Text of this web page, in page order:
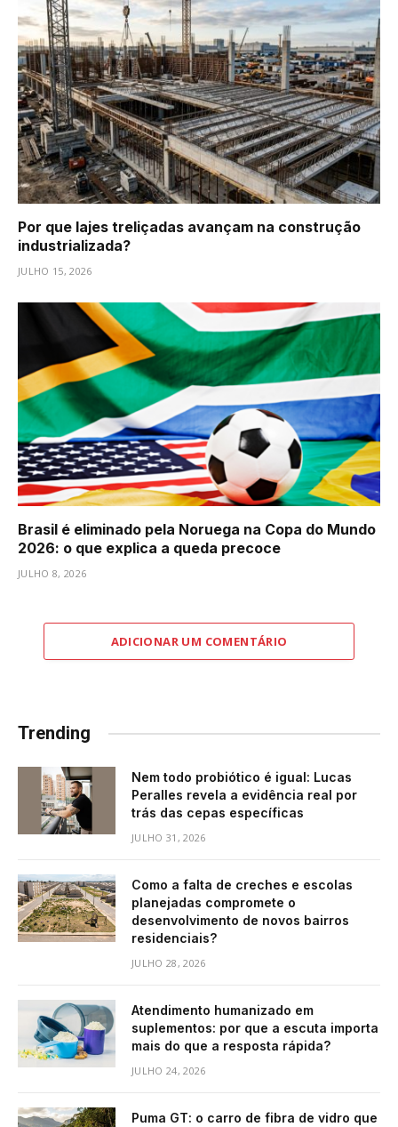
Por que lajes treliçadas avançam na construção
industrializada?
JULHO 15, 2026
Brasil é eliminado pela Noruega na Copa do Mundo
2026: o que explica a queda precoce
JULHO 8, 2026
ADICIONAR UM COMENTÁRIO
Trending
Nem todo probiótico é igual: Lucas
Peralles revela a evidência real por
trás das cepas específicas
JULHO 31, 2026
Como a falta de creches e escolas
planejadas compromete o
desenvolvimento de novos bairros
residenciais?
JULHO 28, 2026
Atendimento humanizado em
suplementos: por que a escuta importa
mais do que a resposta rápida?
JULHO 24, 2026
Puma GT: o carro de fibra de vidro que